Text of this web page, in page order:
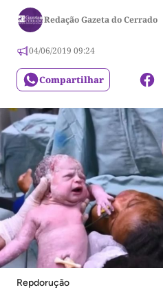
Redação Gazeta do Cerrado
04/06/2019 09:24
Compartilhar
Repdorução